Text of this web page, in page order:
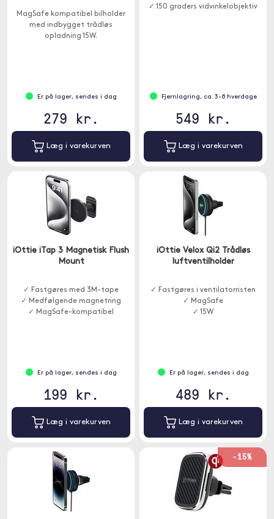
MagSafe kompatibel bilholder
med indbygget trådløs
opladning 15W.
Er på lager, sendes i dag
279 kr.
Læg i varekurven
✓ 150 graders vidvinkelobjektiv
Fjernlagring, ca. 3-8 hverdage
549 kr.
Læg i varekurven
iOttie iTap 3 Magnetisk Flush
Mount
✓ Fastgøres med 3M-tape
✓ Medfølgende magnetring
✓ MagSafe-kompatibel
Er på lager, sendes i dag
199 kr.
Læg i varekurven
iOttie Velox Qi2 Trådløs
luftventilholder
✓ Fastgøres i ventilatorristen
✓ MagSafe
✓ 15W
Er på lager, sendes i dag
489 kr.
Læg i varekurven
-15%